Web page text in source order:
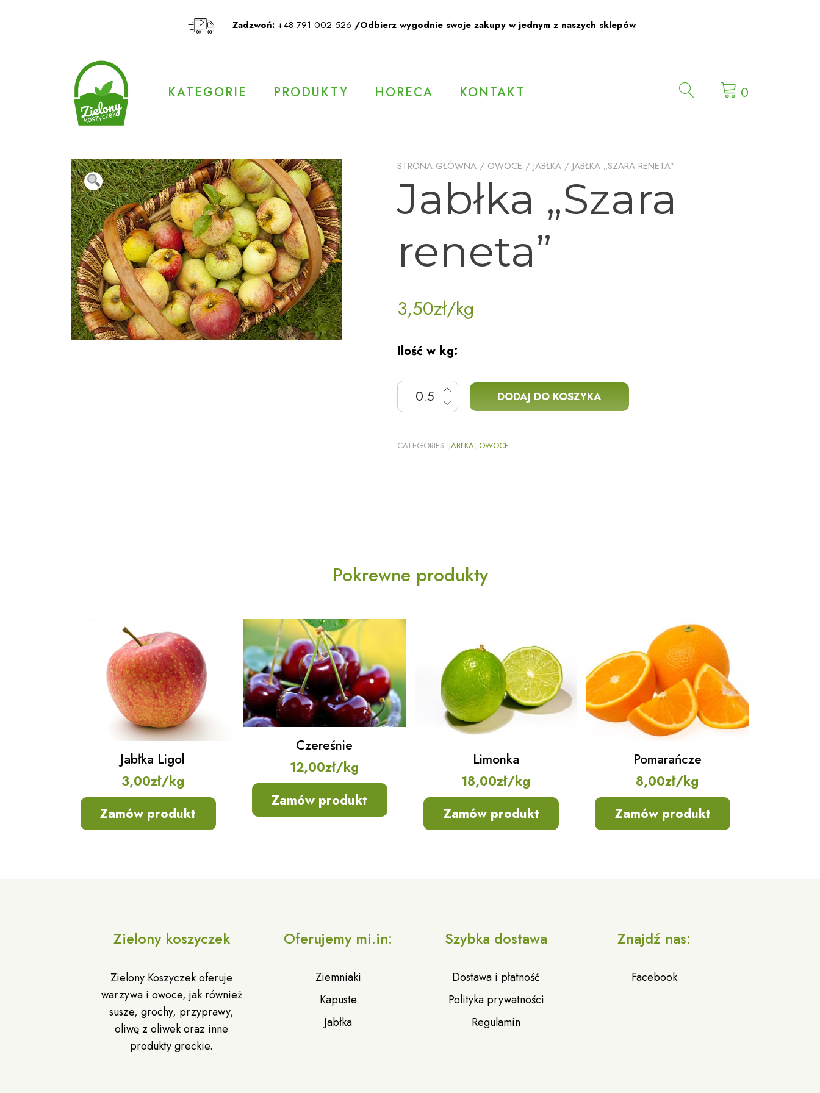
Zadzwoń: +48 791 002 526 /Odbierz wygodnie swoje zakupy w jednym z naszych sklepów
KATEGORIE PRODUKTY HORECA KONTAKT 0
STRONA GŁÓWNA / OWOCE / JABŁKA / JABŁKA „SZARA RENETA”
Jabłka „Szara
reneta”
3,50zł/kg
Ilość w kg:
ilość Jabłka "Szara reneta"DODAJ DO KOSZYKA
CATEGORIES: JABŁKA, OWOCE
Pokrewne produkty
Jabłka Ligol
3,00zł/kg
Zamów produkt
Czereśnie
12,00zł/kg
Zamów produkt
Limonka
18,00zł/kg
Zamów produkt
Pomarańcze
8,00zł/kg
Zamów produkt
Zielony koszyczek
Zielony Koszyczek oferuje
warzywa i owoce, jak również
susze, grochy, przyprawy,
oliwę z oliwek oraz inne
produkty greckie.
Oferujemy mi.in:
Ziemniaki
Kapuste
Jabłka
Szybka dostawa
Dostawa i płatność
Polityka prywatności
Regulamin
Znajdź nas:
Facebook